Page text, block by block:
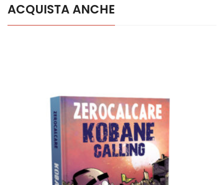
ACQUISTA ANCHE